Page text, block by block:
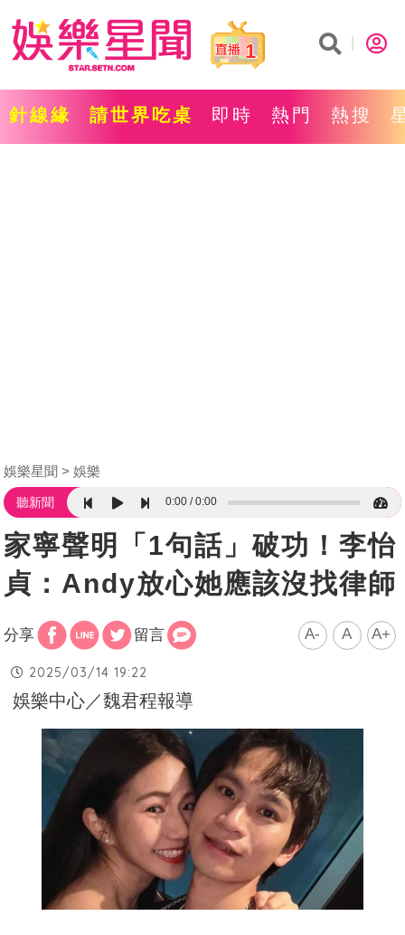
1
針線緣 請世界吃桌 即時 熱門 熱搜
娛樂星聞 娛樂
聽新聞 0:00 0:00
家寧聲明「1句話」破功！李怡
貞：Andy放心她應該沒找律師
分享 留言 A- A A+
2025/03/14 19:22
娛樂中心／魏君程報導